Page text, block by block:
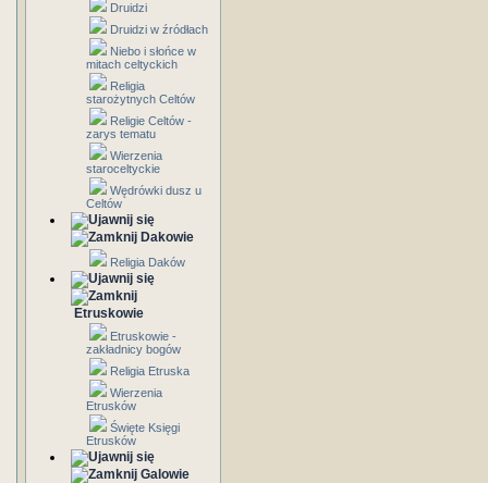
Druidzi
Druidzi w źródłach
Niebo i słońce w
mitach celtyckich
Religia
starożytnych Celtów
Religie Celtów -
zarys tematu
Wierzenia
staroceltyckie
Wędrówki dusz u
Celtów
Dakowie
Religia Daków
Etruskowie
Etruskowie -
zakładnicy bogów
Religia Etruska
Wierzenia
Etrusków
Święte Księgi
Etrusków
Galowie